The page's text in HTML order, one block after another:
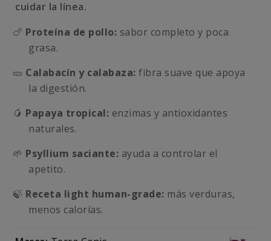
cuidar la línea.
🍗 Proteína de pollo: sabor completo y poca
grasa.
🥒 Calabacín y calabaza: fibra suave que apoya
la digestión.
🥭 Papaya tropical: enzimas y antioxidantes
naturales.
🌱 Psyllium saciante: ayuda a controlar el
apetito.
🍃 Receta light human-grade: más verduras,
menos calorías.